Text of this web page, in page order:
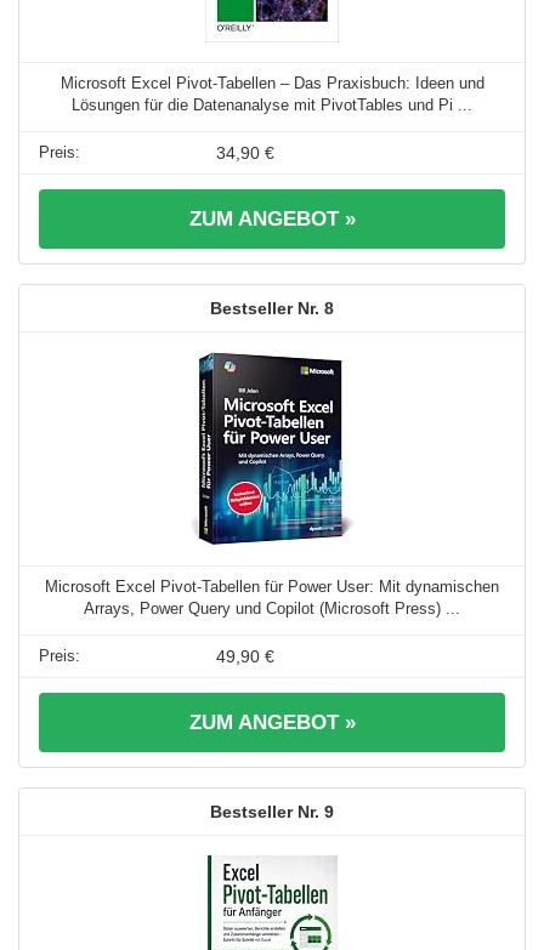
Microsoft Excel Pivot-Tabellen – Das Praxisbuch: Ideen und
Lösungen für die Datenanalyse mit PivotTables und Pi ...
34,90 €
ZUM ANGEBOT »
8
Microsoft Excel Pivot-Tabellen für Power User: Mit dynamischen
Arrays, Power Query und Copilot (Microsoft Press) ...
49,90 €
ZUM ANGEBOT »
9